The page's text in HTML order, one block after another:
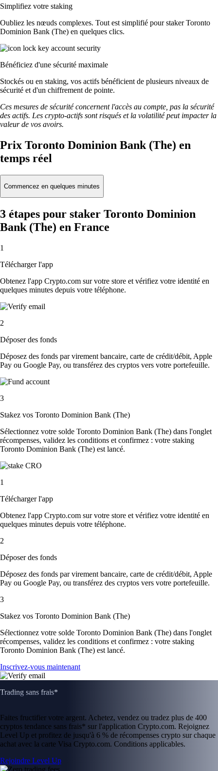
Simplifiez votre staking
Oubliez les nœuds complexes. Tout est simplifié pour staker Toronto
Dominion Bank (The) en quelques clics.
Bénéficiez d'une sécurité maximale
Stockés ou en staking, vos actifs bénéficient de plusieurs niveaux de
sécurité et d'un chiffrement de pointe.
Ces mesures de sécurité concernent l'accès au compte, pas la sécurité
des actifs. Les crypto-actifs sont risqués et la volatilité peut impacter la
valeur de vos avoirs.
Prix Toronto Dominion Bank (The) en
temps réel
Commencez en quelques minutes
3 étapes pour staker Toronto Dominion
Bank (The) en France
1
Télécharger l'app
Obtenez l'app Crypto.com sur votre store et vérifiez votre identité en
quelques minutes depuis votre téléphone.
2
Déposer des fonds
Déposez des fonds par virement bancaire, carte de crédit/débit, Apple
Pay ou Google Pay, ou transférez des cryptos vers votre portefeuille.
3
Stakez vos Toronto Dominion Bank (The)
Sélectionnez votre solde Toronto Dominion Bank (The) dans l'onglet
récompenses, validez les conditions et confirmez : votre staking
Toronto Dominion Bank (The) est lancé.
1
Télécharger l'app
Obtenez l'app Crypto.com sur votre store et vérifiez votre identité en
quelques minutes depuis votre téléphone.
2
Déposer des fonds
Déposez des fonds par virement bancaire, carte de crédit/débit, Apple
Pay ou Google Pay, ou transférez des cryptos vers votre portefeuille.
3
Stakez vos Toronto Dominion Bank (The)
Sélectionnez votre solde Toronto Dominion Bank (The) dans l'onglet
récompenses, validez les conditions et confirmez : votre staking
Toronto Dominion Bank (The) est lancé.
Inscrivez-vous maintenant
Trading sans frais*
Faites fructifier votre argent. Achetez, vendez ou tradez plus de 400
cryptos tendance sans frais* sur l'application Crypto.com. Rejoignez
Level Up et profitez de jusqu'à 6 % de récompenses crypto sur chaque
achat avec la carte Visa Crypto.com. Conditions applicables.
Rejoindre Level Up